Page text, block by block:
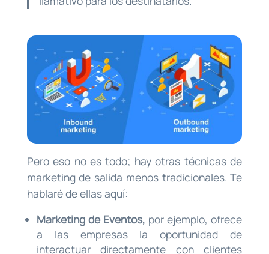
Pero eso no es todo; hay otras técnicas de
marketing de salida menos tradicionales. Te
hablaré de ellas aquí:
Marketing de Eventos, por ejemplo, ofrece
a las empresas la oportunidad de
interactuar directamente con clientes